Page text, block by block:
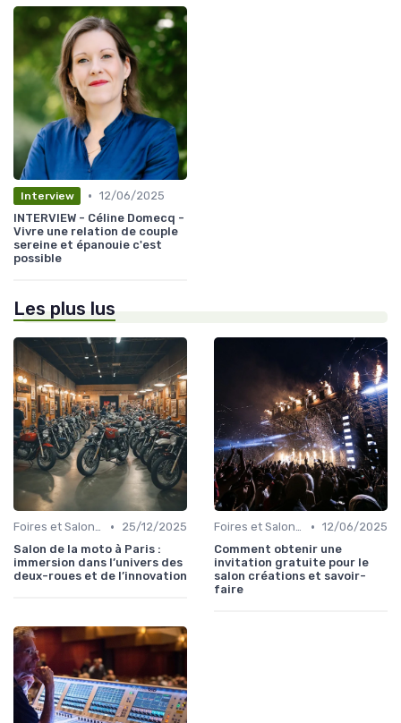
Interview • 12/06/2025
INTERVIEW - Céline Domecq -
Vivre une relation de couple
sereine et épanouie c'est
possible
Les plus lus
Foires et Salons Grand Public •
25/12/2025
Salon de la moto à Paris :
immersion dans l’univers des
deux-roues et de l’innovation
Foires et Salons Grand Public • 12/06/2025
Comment obtenir une
invitation gratuite pour le
salon créations et savoir-
faire